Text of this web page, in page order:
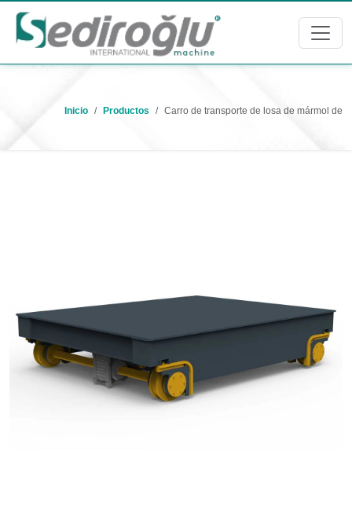
Inicio Productos Carro de transporte de losa de mármol de